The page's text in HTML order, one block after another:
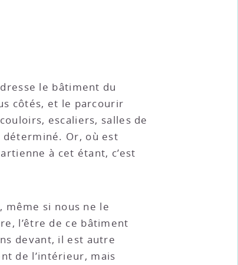
le bâtiment du
côtés, et le parcourir
escaliers, salles de
déterminé. Or, où est
à cet étant, c’est
même si nous ne le
l’être de ce bâtiment
devant, il est autre
de l’intérieur, mais